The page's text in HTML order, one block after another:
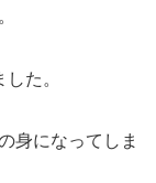
た。
身になってしま